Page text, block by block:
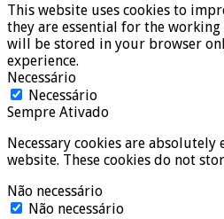
This website uses cookies to
they are essential for the
will be stored in your browser
experience.
Necessário
Necessário
Sempre Ativado
Necessary cookies are
website. These cookies do not
Não necessário
Não necessário